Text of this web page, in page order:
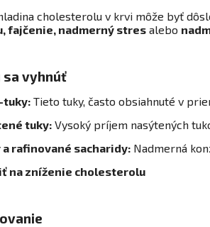
cholesterolu v krvi môže byť
fajčenie, nadmerný stres alebo
sa vyhnúť
tuky: Tieto tuky, často obsiahnuté v
tuky: Vysoký príjem nasýtených
a rafinované sacharidy: Nadmerná
na zníženie cholesterolu